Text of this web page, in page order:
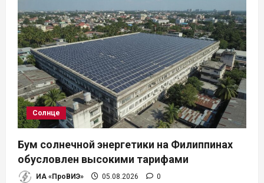
я
п
о
з
а
п
и
Солнце
Бум солнечной энергетики на Филиппинах
обусловлен высокими тарифами
ИА «ПроВИЭ» 05.08.2026 0